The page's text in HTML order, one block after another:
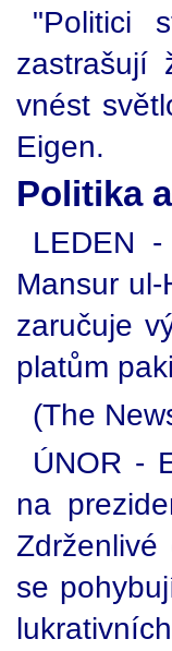
"Politici
zastrašují
vnést
Eigen.
Politika
LEDEN
Mansur
zaručuje
platům
(The
ÚNOR -
na
se